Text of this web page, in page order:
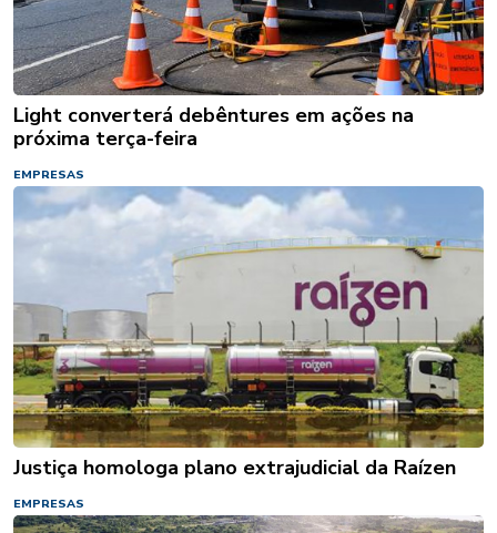
Light converterá debêntures em ações na
próxima terça-feira
EMPRESAS
Justiça homologa plano extrajudicial da Raízen
EMPRESAS